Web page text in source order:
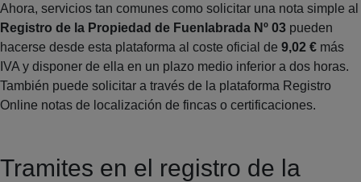
Ahora, servicios tan comunes como solicitar una nota simple al
Registro de la Propiedad de Fuenlabrada Nº 03 pueden
hacerse desde esta plataforma al coste oficial de 9,02 € más
IVA y disponer de ella en un plazo medio inferior a dos horas.
También puede solicitar a través de la plataforma Registro
Online notas de localización de fincas o certificaciones.
Tramites en el registro de la